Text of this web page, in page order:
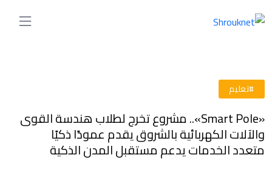
#تعليم
«Smart Pole».. مشروع تخرج لطلاب هندسة القوى
والآلات الكهربائية بالشروق يقدم عمودًا ذكيًا
متعدد الخدمات يدعم مستقبل المدن الذكية